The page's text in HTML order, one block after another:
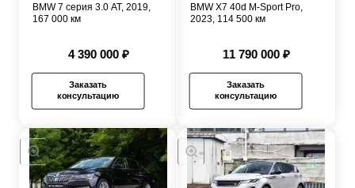
BMW 7 серия 3.0 AT, 2019,
167 000 км
4 390 000 ₽
Заказать
консультацию
BMW X7 40d M-Sport Pro,
2023, 114 500 км
11 790 000 ₽
Заказать
консультацию